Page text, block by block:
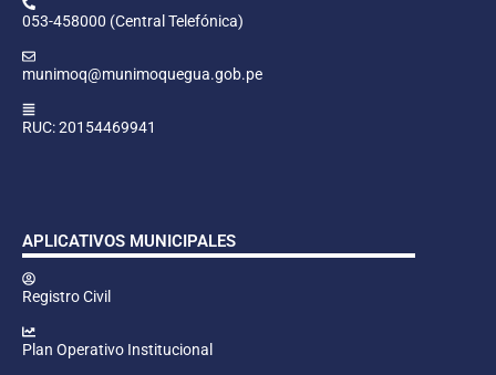
053-458000 (Central Telefónica)
munimoq@munimoquegua.gob.pe
RUC: 20154469941
APLICATIVOS MUNICIPALES
Registro Civil
Plan Operativo Institucional